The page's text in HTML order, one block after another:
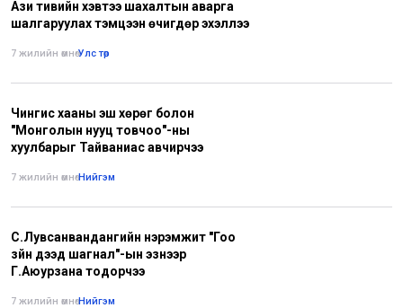
Ази тивийн хэвтээ шахалтын аварга
шалгаруулах тэмцээн өчигдөр эхэллээ
7 жилийн өмнө•Улс төр
Чингис хааны эш хөрөг болон
"Монголын нууц товчоо"-ны
хуулбарыг Тайваниас авчирчээ
7 жилийн өмнө•Нийгэм
С.Лувсанвандангийн нэрэмжит "Гоо
зүйн дээд шагнал"-ын эзнээр
Г.Аюурзана тодорчээ
7 жилийн өмнө•Нийгэм